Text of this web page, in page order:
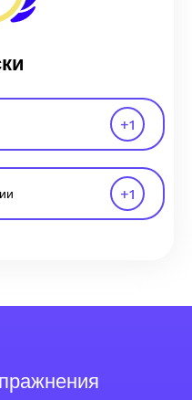
+1
+1